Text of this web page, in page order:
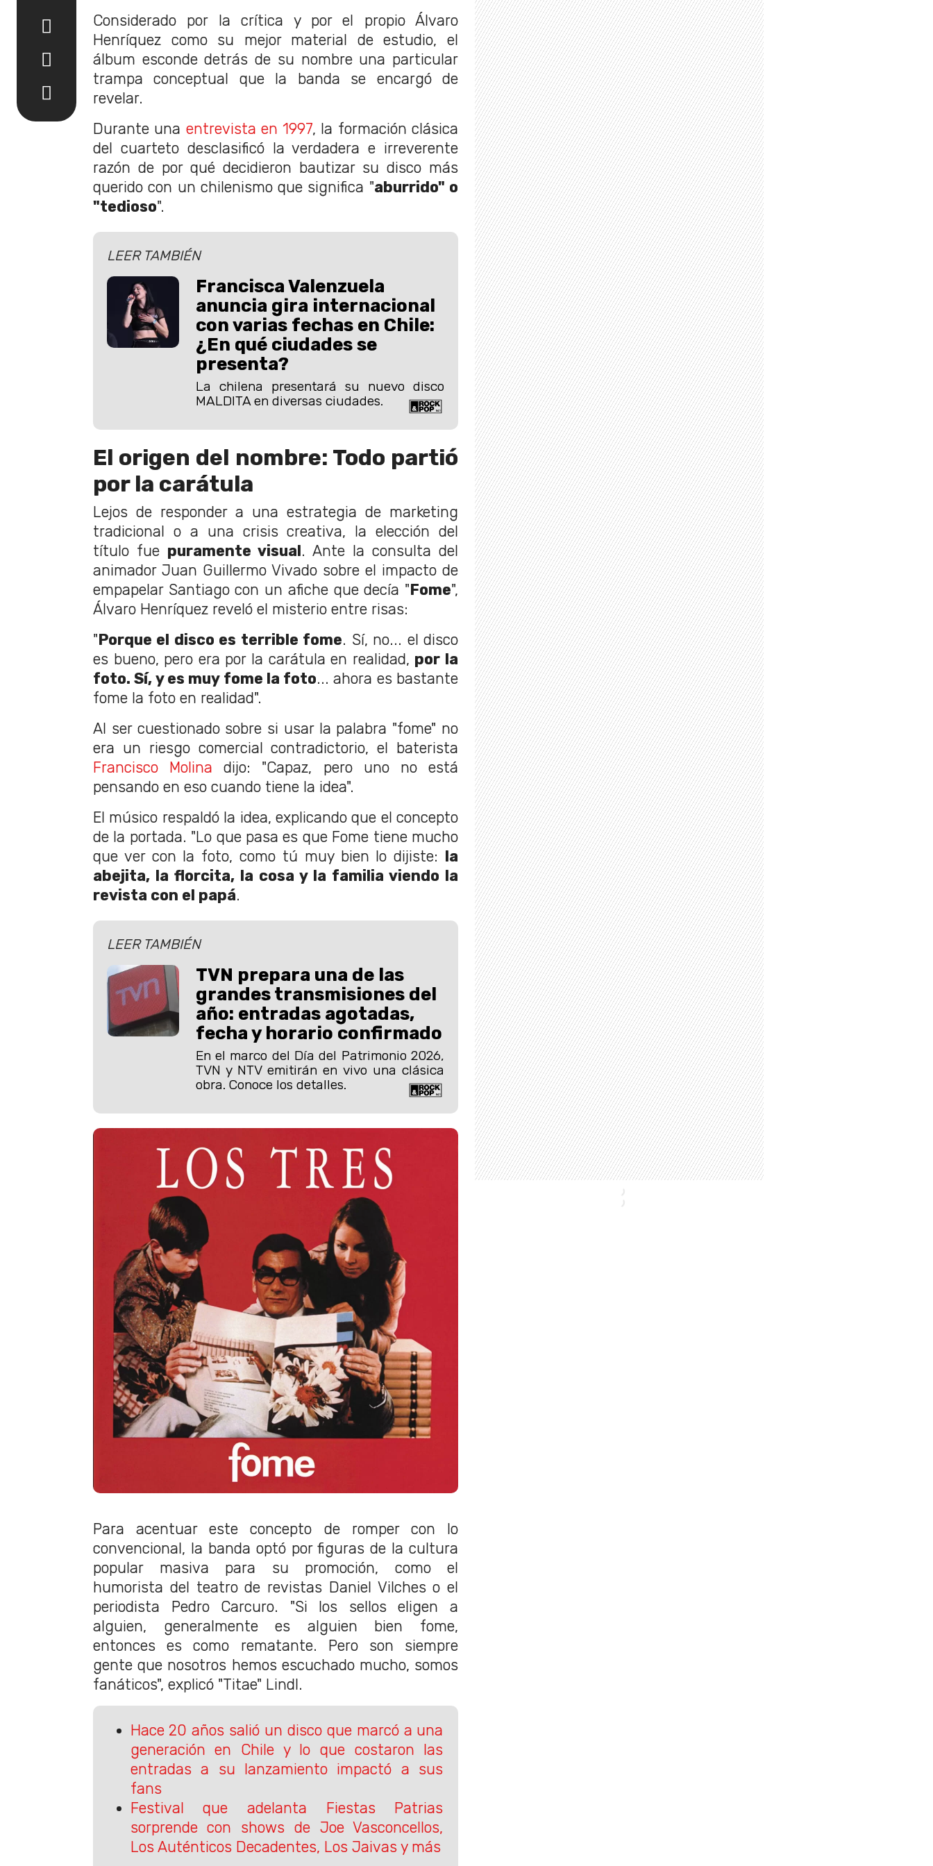
Considerado por la crítica y por el propio Álvaro
Henríquez como su mejor material de estudio, el
álbum esconde detrás de su nombre una particular
trampa conceptual que la banda se encargó de
revelar.
Durante una entrevista en 1997, la formación clásica
del cuarteto desclasificó la verdadera e irreverente
razón de por qué decidieron bautizar su disco más
querido con un chilenismo que significa "aburrido" o
"tedioso".
LEER TAMBIÉN
Francisca Valenzuela
anuncia gira internacional
con varias fechas en Chile:
¿En qué ciudades se
presenta?
La chilena presentará su nuevo disco
MALDITA en diversas ciudades.
El origen del nombre: Todo partió
por la carátula
Lejos de responder a una estrategia de marketing
tradicional o a una crisis creativa, la elección del
título fue puramente visual. Ante la consulta del
animador Juan Guillermo Vivado sobre el impacto de
empapelar Santiago con un afiche que decía "Fome",
Álvaro Henríquez reveló el misterio entre risas:
"Porque el disco es terrible fome. Sí, no... el disco
es bueno, pero era por la carátula en realidad, por la
foto. Sí, y es muy fome la foto... ahora es bastante
fome la foto en realidad".
Al ser cuestionado sobre si usar la palabra "fome" no
era un riesgo comercial contradictorio, el baterista
Francisco Molina dijo: "Capaz, pero uno no está
pensando en eso cuando tiene la idea".
El músico respaldó la idea, explicando que el concepto
de la portada. "Lo que pasa es que Fome tiene mucho
que ver con la foto, como tú muy bien lo dijiste: la
abejita, la florcita, la cosa y la familia viendo la
revista con el papá.
LEER TAMBIÉN
TVN prepara una de las
grandes transmisiones del
año: entradas agotadas,
fecha y horario confirmado
En el marco del Día del Patrimonio 2026,
TVN y NTV emitirán en vivo una clásica
obra. Conoce los detalles.
Para acentuar este concepto de romper con lo
convencional, la banda optó por figuras de la cultura
popular masiva para su promoción, como el
humorista del teatro de revistas Daniel Vilches o el
periodista Pedro Carcuro. "Si los sellos eligen a
alguien, generalmente es alguien bien fome,
entonces es como rematante. Pero son siempre
gente que nosotros hemos escuchado mucho, somos
fanáticos", explicó "Titae" Lindl.
Hace 20 años salió un disco que marcó a una
generación en Chile y lo que costaron las
entradas a su lanzamiento impactó a sus
fans
Festival que adelanta Fiestas Patrias
sorprende con shows de Joe Vasconcellos,
Los Auténticos Decadentes, Los Jaivas y más